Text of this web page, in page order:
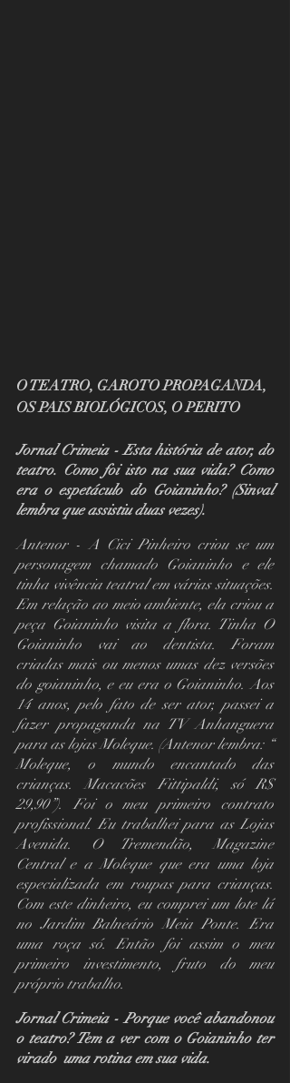
O TEATRO, GAROTO PROPAGANDA,
OS PAIS BIOLÓGICOS, O PERITO
Jornal Crimeia - Esta história de ator, do
teatro. Como foi isto na sua vida? Como
era o espetáculo do Goianinho? (Sinval
lembra que assistiu duas vezes).
Antenor - A Cici Pinheiro criou se um
personagem chamado Goianinho e ele
tinha vivência teatral em várias situações.
Em relação ao meio ambiente, ela criou a
peça Goianinho visita a flora. Tinha O
Goianinho vai ao dentista. Foram
criadas mais ou menos umas dez versões
do goianinho, e eu era o Goianinho. Aos
14 anos, pelo fato de ser ator, passei a
fazer propaganda na TV Anhanguera
para as lojas Moleque. (Antenor lembra: “
Moleque, o mundo encantado das
crianças. Macacões Fittipaldi, só R$
29,90”). Foi o meu primeiro contrato
profissional. Eu trabalhei para as Lojas
Avenida. O Tremendão, Magazine
Central e a Moleque que era uma loja
especializada em roupas para crianças.
Com este dinheiro, eu comprei um lote lá
no Jardim Balneário Meia Ponte. Era
uma roça só. Então foi assim o meu
primeiro investimento, fruto do meu
próprio trabalho.
Jornal Crimeia - Porque você abandonou
o teatro? Tem a ver com o Goianinho ter
virado  uma rotina em sua vida.